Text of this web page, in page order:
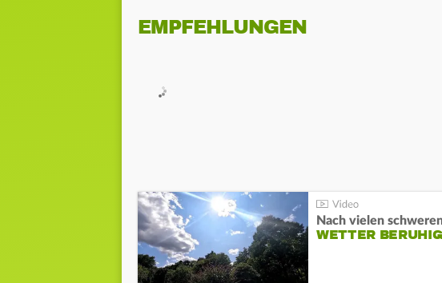
EMPFEHLUNGEN
Nach vielen
WETTER